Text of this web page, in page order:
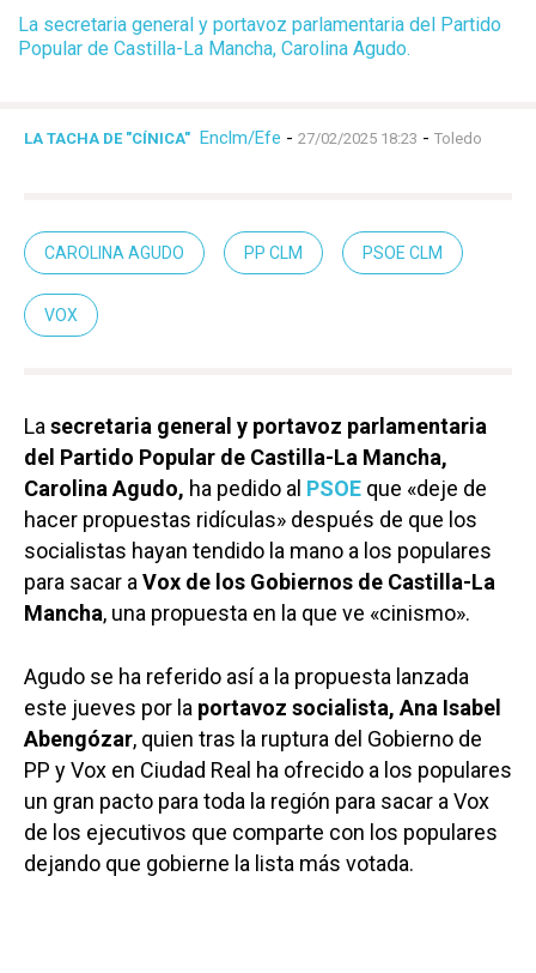
La secretaria general y portavoz parlamentaria del Partido
Popular de Castilla-La Mancha, Carolina Agudo.
LA TACHA DE "CÍNICA" Enclm/Efe - 27/02/2025 18:23 - Toledo
CAROLINA AGUDO PP CLM PSOE CLM
VOX
La secretaria general y portavoz parlamentaria
del Partido Popular de Castilla-La Mancha,
Carolina Agudo, ha pedido al PSOE que «deje de
hacer propuestas ridículas» después de que los
socialistas hayan tendido la mano a los populares
para sacar a Vox de los Gobiernos de Castilla-La
Mancha, una propuesta en la que ve «cinismo».
Agudo se ha referido así a la propuesta lanzada
este jueves por la portavoz socialista, Ana Isabel
Abengózar, quien tras la ruptura del Gobierno de
PP y Vox en Ciudad Real ha ofrecido a los populares
un gran pacto para toda la región para sacar a Vox
de los ejecutivos que comparte con los populares
dejando que gobierne la lista más votada.